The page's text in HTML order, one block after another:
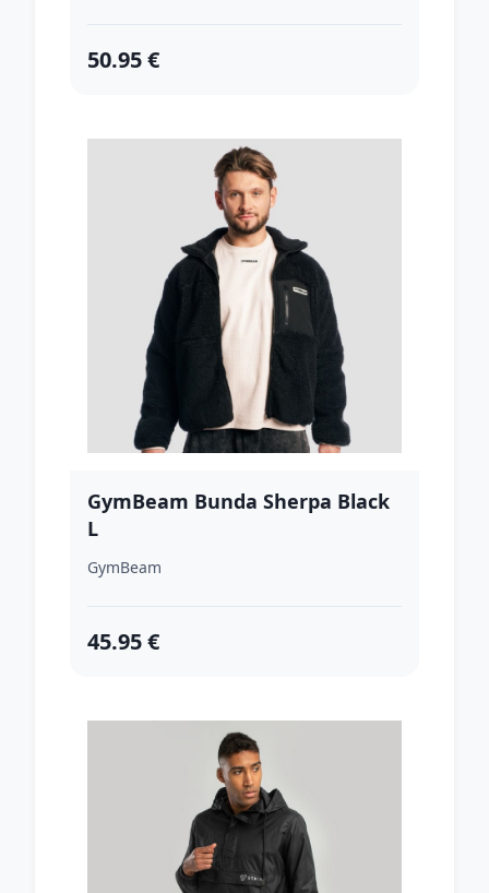
50.95 €
GymBeam Bunda Sherpa Black
L
GymBeam
45.95 €